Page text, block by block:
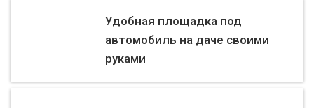
Удобная площадка под
автомобиль на даче своими
руками